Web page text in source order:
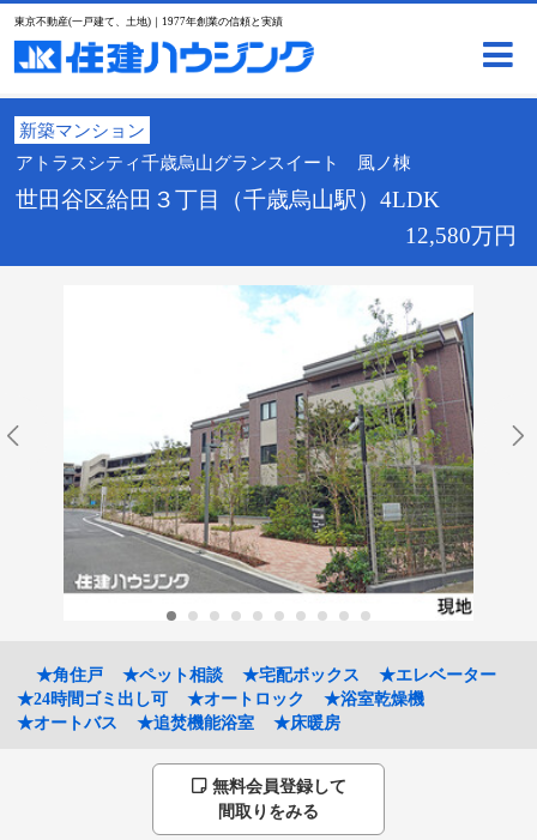
東京不動産(一戸建て、土地)｜1977年創業の信頼と実績
新築マンション
アトラスシティ千歳烏山グランスイート 風ノ棟
世田谷区給田３丁目（千歳烏山駅）4LDK
12,580万円
★角住戸 ★ペット相談 ★宅配ボックス
★エレベーター
★24時間ゴミ出し可
★オートロック
★浴室乾燥機
★オートバス
★追焚機能浴室 ★床暖房
無料会員登録して
間取りをみる